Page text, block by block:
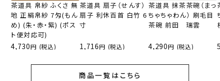
茶道具 帛紗 ふくさ 無
地 正絹帛紗 7匁(もん
め) (朱・赤・紫) (ポス
ト便対応可)
4,730 (税込)
茶道具 扇子（せんす）
扇子 利休百首 白竹 6
寸
1,716 (税込)
茶道具 抹茶茶碗（まっ
ちゃちゃわん） 刷毛目
茶碗 前田 瑞雲
4,290 (税込)
商品一覧はこちら